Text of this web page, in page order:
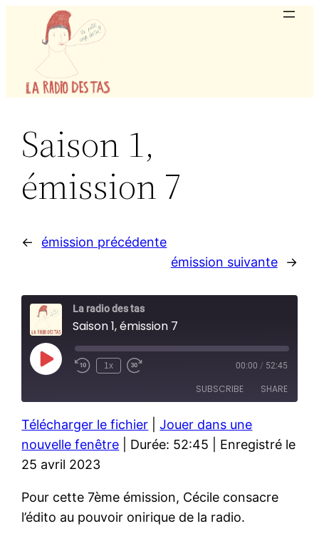
contenu
Saison 1,
émission 7
←
émission précédente
émission suivante
→
La radio des tas
Saison 1, émission 7
Play
Episode
1x 00:00 / 52:45
SUBSCRIBE SHARE
RSS FEED
SHARE
LINK
Télécharger le fichier |Jouer dans une
nouvelle fenêtre
Durée: 52:45
Enregistré le
25 avril 2023
Pour cette 7ème émission, Cécile consacre
l’édito au pouvoir onirique de la radio.